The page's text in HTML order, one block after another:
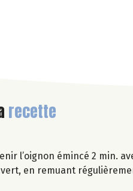
recette
l’oignon émincé 2 min.
en remuant